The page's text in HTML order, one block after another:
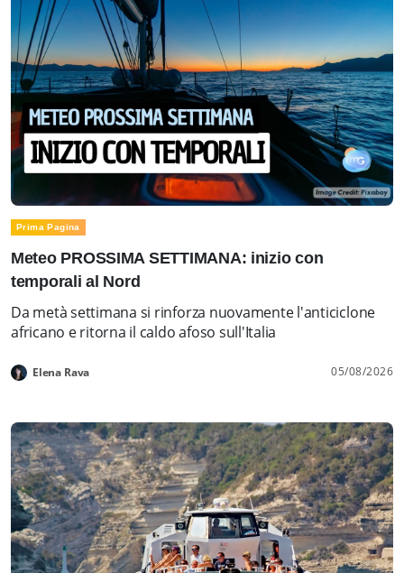
Prima Pagina
Meteo PROSSIMA SETTIMANA: inizio con
temporali al Nord
Da metà settimana si rinforza nuovamente l'anticiclone
africano e ritorna il caldo afoso sull'Italia
Elena Rava 05/08/2026